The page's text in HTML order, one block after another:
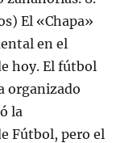
El «Chapa»
en el
hoy. El fútbol
organizado
la
Fútbol, pero el